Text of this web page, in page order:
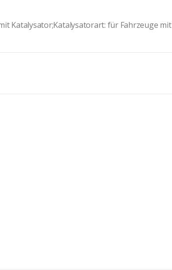
Katalysator;Katalysatorart: für Fahrzeuge mit